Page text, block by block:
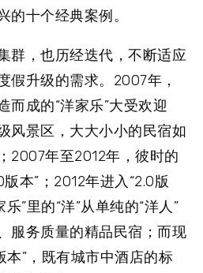
的十个经典案例。
群，也历经迭代，不断适应
假升级的需求。2007年，
而成的“洋家乐”大受欢迎
风景区，大大小小的民宿如
2007年至2012年，彼时的
本”；2012年进入“2.0版
”里的“洋”从单纯的“洋人”
服务质量的精品民宿；而现
本”，既有城市中酒店的标